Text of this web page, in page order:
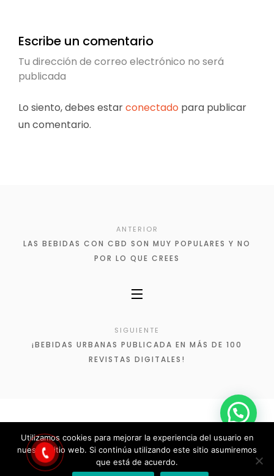
Escribe un comentario
Tu dirección de correo electrónico no será
publicada
Lo siento, debes estarconectado para publicar
un comentario.
ANTERIOR
LAS BEBIDAS CON CBD SON MUY POPULARES Y NO
POR LO QUE CREES
SIGUIENTE
¡BEBIDAS URBANAS PUBLICADA EN MÁS DE 100
REVISTAS DIGITALES!
-Aviso legal- Política de cookies- © 2022 - Plus
Box tecnologies S.L.
Utilizamos cookies para mejorar la experiencia del usuario en
nuestro sitio web. Si continúa utilizando este sitio asumiremos
que está de acuerdo.